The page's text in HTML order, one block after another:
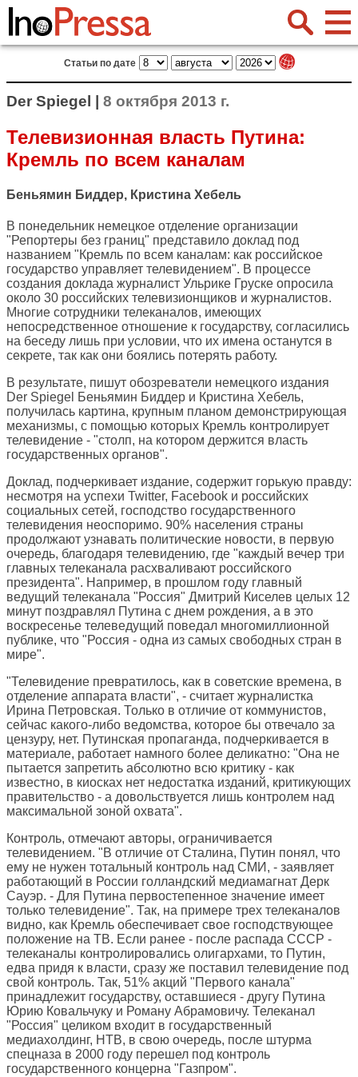
Статьи по дате
Der Spiegel | 8 октября 2013 г.
Телевизионная власть Путина:
Кремль по всем каналам
Беньямин Биддер, Кристина Хебель
В понедельник немецкое отделение организации
"Репортеры без границ" представило доклад под
названием "Кремль по всем каналам: как российское
государство управляет телевидением". В процессе
создания доклада журналист Ульрике Груске опросила
около 30 российских телевизионщиков и журналистов.
Многие сотрудники телеканалов, имеющих
непосредственное отношение к государству, согласились
на беседу лишь при условии, что их имена останутся в
секрете, так как они боялись потерять работу.
В результате, пишут обозреватели немецкого издания
Der Spiegel Беньямин Биддер и Кристина Хебель,
получилась картина, крупным планом демонстрирующая
механизмы, с помощью которых Кремль контролирует
телевидение - "столп, на котором держится власть
государственных органов".
Доклад, подчеркивает издание, содержит горькую правду:
несмотря на успехи Twitter, Facebook и российских
социальных сетей, господство государственного
телевидения неоспоримо. 90% населения страны
продолжают узнавать политические новости, в первую
очередь, благодаря телевидению, где "каждый вечер три
главных телеканала расхваливают российского
президента". Например, в прошлом году главный
ведущий телеканала "Россия" Дмитрий Киселев целых 12
минут поздравлял Путина с днем рождения, а в это
воскресенье телеведущий поведал многомиллионной
публике, что "Россия - одна из самых свободных стран в
мире".
"Телевидение превратилось, как в советские времена, в
отделение аппарата власти", - считает журналистка
Ирина Петровская. Только в отличие от коммунистов,
сейчас какого-либо ведомства, которое бы отвечало за
цензуру, нет. Путинская пропаганда, подчеркивается в
материале, работает намного более деликатно: "Она не
пытается запретить абсолютно всю критику - как
известно, в киосках нет недостатка изданий, критикующих
правительство - а довольствуется лишь контролем над
максимальной зоной охвата".
Контроль, отмечают авторы, ограничивается
телевидением. "В отличие от Сталина, Путин понял, что
ему не нужен тотальный контроль над СМИ, - заявляет
работающий в России голландский медиамагнат Дерк
Сауэр. - Для Путина первостепенное значение имеет
только телевидение". Так, на примере трех телеканалов
видно, как Кремль обеспечивает свое господствующее
положение на ТВ. Если ранее - после распада СССР -
телеканалы контролировались олигархами, то Путин,
едва придя к власти, сразу же поставил телевидение под
свой контроль. Так, 51% акций "Первого канала"
принадлежит государству, оставшиеся - другу Путина
Юрию Ковальчуку и Роману Абрамовичу. Телеканал
"Россия" целиком входит в государственный
медиахолдинг, НТВ, в свою очередь, после штурма
спецназа в 2000 году перешел под контроль
государственного концерна "Газпром".